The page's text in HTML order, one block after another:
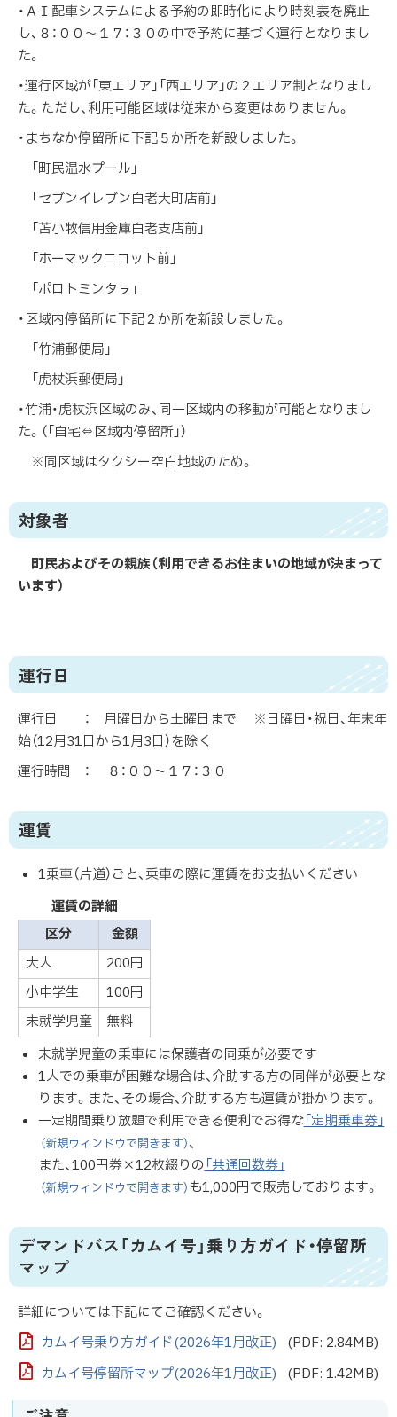
・ＡＩ配車システムによる予約の即時化により時刻表を廃止
し、８：００～１７：３０の中で予約に基づく運行となりまし
た。
・運行区域が「東エリア」「西エリア」の２エリア制となりまし
た。ただし、利用可能区域は従来から変更はありません。
・まちなか停留所に下記５か所を新設しました。
「町民温水プール」
「セブンイレブン白老大町店前」
「苫小牧信用金庫白老支店前」
「ホーマックニコット前」
「ポロトミンタㇻ」
・区域内停留所に下記２か所を新設しました。
「竹浦郵便局」
「虎杖浜郵便局」
・竹浦・虎杖浜区域のみ、同一区域内の移動が可能となりまし
た。（「自宅⇔区域内停留所」）
※同区域はタクシー空白地域のため。
対象者
町民およびその親族（利用できるお住まいの地域が決まって
います）
運行日
運行日 ： 月曜日から土曜日まで ※日曜日・祝日、年末年
始（12月31日から1月3日）を除く
運行時間 ： ８：００～１７：３０
運賃
1乗車（片道）ごと、乗車の際に運賃をお支払いください
運賃の詳細
区分
金額
大人
200円
小中学生
100円
未就学児童
無料
未就学児童の乗車には保護者の同乗が必要です
1人での乗車が困難な場合は、介助する方の同伴が必要とな
ります。また、その場合、介助する方も運賃が掛かります。
一定期間乗り放題で利用できる便利でお得な「定期乗車券」
（新規ウィンドウで開きます）、
また、100円券×12枚綴りの「共通回数券」
（新規ウィンドウで開きます） も1,000円で販売しております。
デマンドバス「カムイ号」乗り方ガイド・停留所
マップ
詳細については下記にてご確認ください。
カムイ号乗り方ガイド(2026年1月改正)
(PDF: 2.84MB)
カムイ号停留所マップ(2026年1月改正)
(PDF: 1.42MB)